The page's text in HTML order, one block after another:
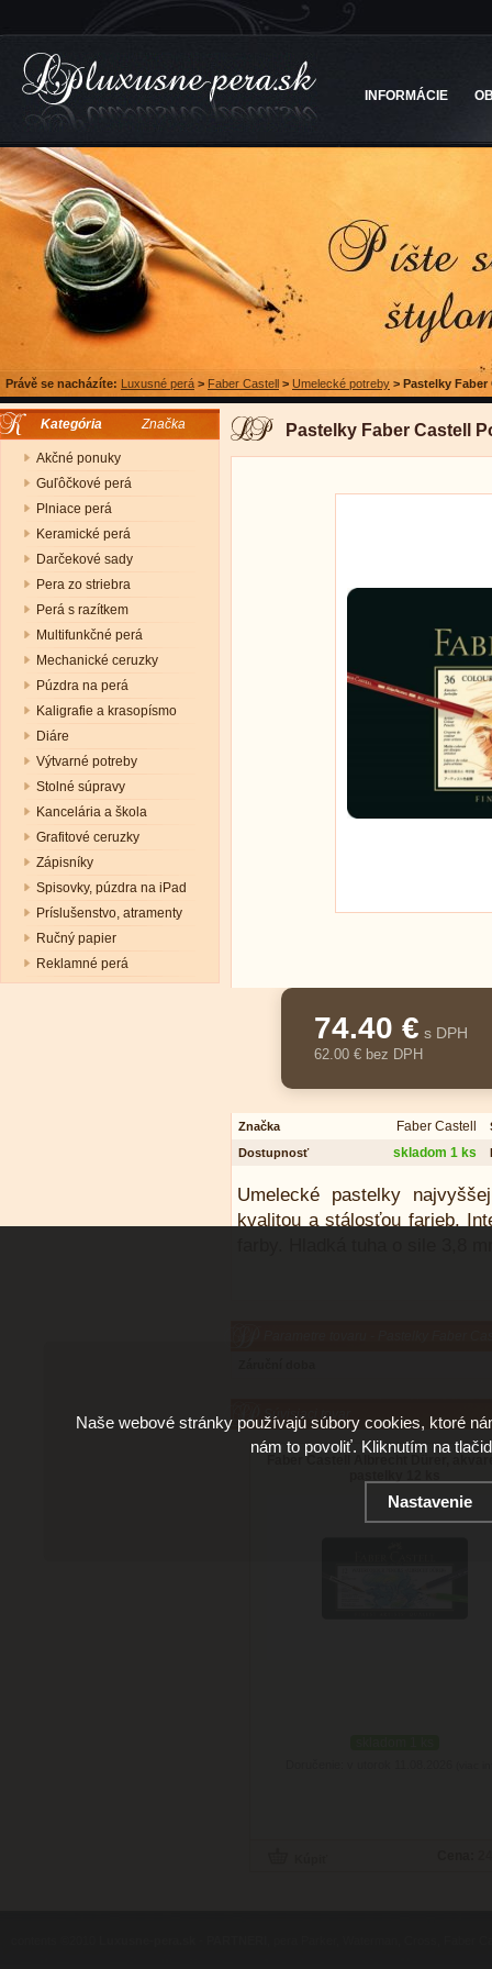
INFORMÁCIE
Právě se nacházíte: Luxusné perá > Faber Castell > Umelecké potreby > Pastelky
Kategória Značka
Akčné ponuky
Guľôčkové perá
Plniace perá
Keramické perá
Darčekové sady
Pera zo striebra
Perá s razítkem
Multifunkčné perá
Mechanické ceruzky
Púzdra na perá
Kaligrafie a krasopísmo
Diáre
Výtvarné potreby
Stolné súpravy
Kancelária a škola
Grafitové ceruzky
Zápisníky
Spisovky, púzdra na iPad
Príslušenstvo, atramenty
Ručný papier
Reklamné perá
Pastelky Faber Castell
74.40 € s DPH
62.00 € bez DPH
Značka Faber Castell
Dostupnosť
skladom 1 ks
Umelecké pastelky
kvalitou a stálosťou farieb.
Súvisiaci tovar
Faber Castell Albrecht Dürer,
Naše webové stránky používajú súbory cookies, ktoré
nám to povoliť. Kliknutím na
Nastavenie